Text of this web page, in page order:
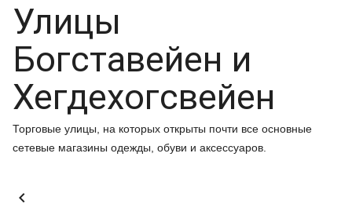
Улицы
Богставейен и
Хегдехогсвейен
Торговые улицы, на которых открыты почти все основные
сетевые магазины одежды, обуви и аксессуаров.
